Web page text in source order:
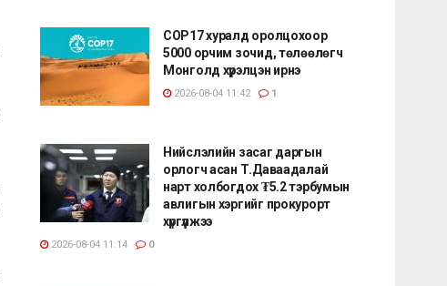
СОР17 хуралд оролцохоор
5000 орчим зочид, төлөөлөгч
Монголд хүрэлцэн ирнэ
2026-08-04 11:42 1
Нийслэлийн засаг даргын
орлогч асан Т.Даваадалай
нарт холбогдох ₮5.2 тэрбумын
авлигын хэргийг прокурорт
хүргүүлжээ
2026-08-04 11:14 0